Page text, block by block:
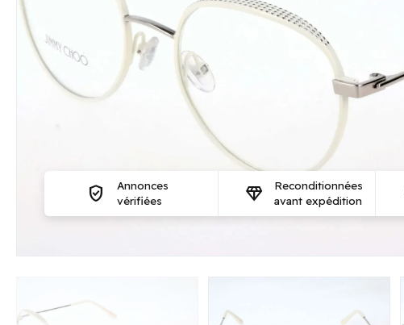
verified_user
Annonces
vérifiées
diamond
Reconditionnées
avant expédition